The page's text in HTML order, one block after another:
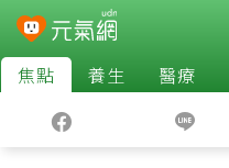
焦點 養生 醫療